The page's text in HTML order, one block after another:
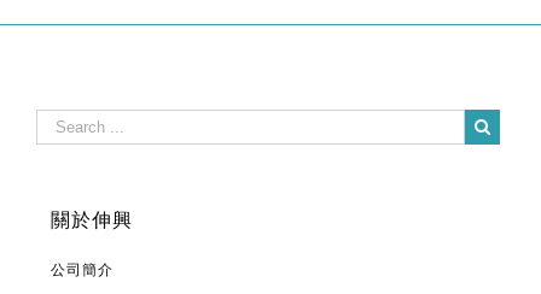
關於伸興
公司簡介